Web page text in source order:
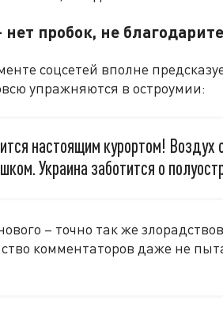
пробок, не
соцсетей вполне
упражняются в остроумии:
настоящим курортом!
Украина заботится о
– точно так же
комментаторов даже не